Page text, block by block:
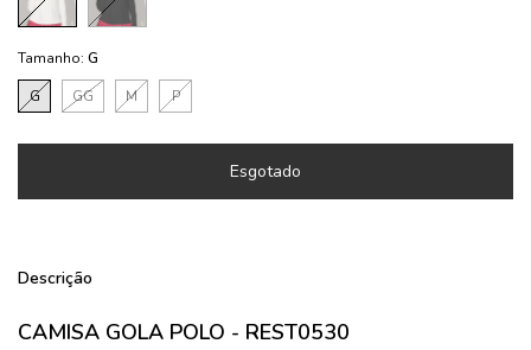
Tamanho: G
G
GG M P
Descrição
CAMISA GOLA POLO - REST0530